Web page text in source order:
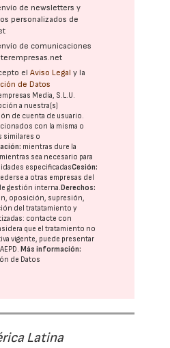
de newsletters y
personalizados de
de comunicaciones
elAviso Legal y la
de Datos
Media, S.L.U.
a nuestra(s)
de cuenta de usuario.
con la misma o
similares o
mientras dure la
sea necesario para
especificadasCesión:
a otras empresas del
gestión interna. Derechos:
oposición, supresión,
del tratatamiento y
contacte con
que el tratamiento no
vigente, puede presentar
AEPD. Más información:
de Datos
Latina